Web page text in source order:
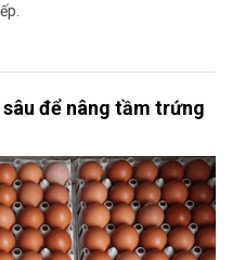
để nâng tầm trứng